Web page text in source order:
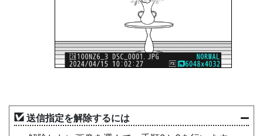
送信指定を解除するには